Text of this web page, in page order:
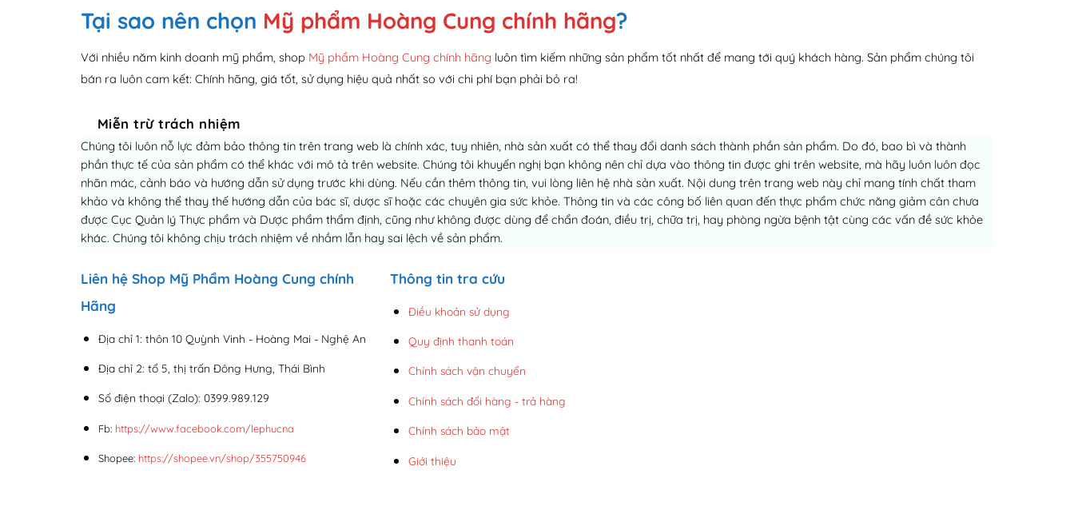
Tại sao nên chọn Mỹ phẩm Hoàng Cung chính hãng?
Với nhiều năm kinh doanh mỹ phẩm, shop Mỹ phẩm Hoàng Cung chính hãng luôn tìm kiếm những sản phẩm tốt nhất để mang tới quý khách hàng. Sản phẩm chúng tôi
bán ra luôn cam kết: Chính hãng, giá tốt, sử dụng hiệu quả nhất so với chi phí bạn phải bỏ ra!
Miễn trừ trách nhiệm
Chúng tôi luôn nỗ lực đảm bảo thông tin trên trang web là chính xác, tuy nhiên, nhà sản xuất có thể thay đổi danh sách thành phần sản phẩm. Do đó, bao bì và thành
phần thực tế của sản phẩm có thể khác với mô tả trên website. Chúng tôi khuyến nghị bạn không nên chỉ dựa vào thông tin được ghi trên website, mà hãy luôn luôn đọc
nhãn mác, cảnh báo và hướng dẫn sử dụng trước khi dùng. Nếu cần thêm thông tin, vui lòng liên hệ nhà sản xuất. Nội dung trên trang web này chỉ mang tính chất tham
khảo và không thể thay thế hướng dẫn của bác sĩ, dược sĩ hoặc các chuyên gia sức khỏe. Thông tin và các công bố liên quan đến thực phẩm chức năng giảm cân chưa
được Cục Quản lý Thực phẩm và Dược phẩm thẩm định, cũng như không được dùng để chẩn đoán, điều trị, chữa trị, hay phòng ngừa bệnh tật cùng các vấn đề sức khỏe
khác. Chúng tôi không chịu trách nhiệm về nhầm lẫn hay sai lệch về sản phẩm.
Liên hệ Shop Mỹ Phẩm Hoàng Cung chính
Hãng
Địa chỉ 1: thôn 10 Quỳnh Vinh - Hoàng Mai - Nghệ An
Địa chỉ 2: tổ 5, thị trấn Đông Hưng, Thái Bình
Số điện thoại (Zalo): 0399.989.129
Fb: https://www.facebook.com/lephucna
Shopee: https://shopee.vn/shop/355750946
Thông tin tra cứu
Điều khoản sử dụng
Quy định thanh toán
Chính sách vận chuyển
Chính sách đổi hàng - trả hàng
Chính sách bảo mật
Giới thiệu